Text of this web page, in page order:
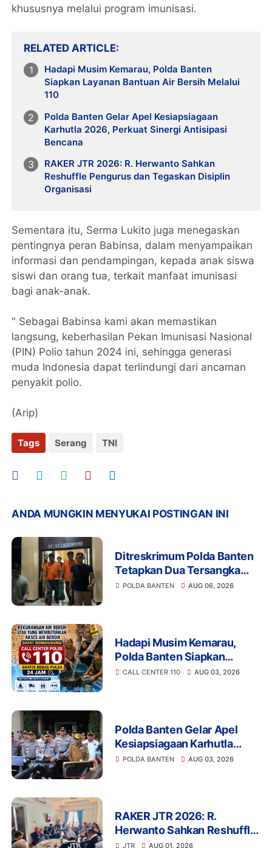
khususnya melalui program imunisasi.
RELATED ARTICLE
Hadapi Musim Kemarau, Polda Banten
Siapkan Layanan Bantuan Air Bersih Melalui
110
Polda Banten Gelar Apel Kesiapsiagaan
Karhutla 2026, Perkuat Sinergi Antisipasi
Bencana
RAKER JTR 2026: R. Herwanto Sahkan
Reshuffle Pengurus dan Tegaskan Disiplin
Organisasi
Sementara itu, Serma Lukito juga menegaskan
pentingnya peran Babinsa, dalam menyampaikan
informasi dan pendampingan, kepada anak siswa
siswi dan orang tua, terkait manfaat imunisasi
bagi anak-anak.
" Sebagai Babinsa kami akan memastikan
langsung, keberhasilan Pekan Imunisasi Nasional
(PIN) Polio tahun 2024 ini, sehingga generasi
muda Indonesia dapat terlindungi dari ancaman
penyakit polio.
(Arip)
Tags Serang TNI
ANDA MUNGKIN MENYUKAI POSTINGAN INI
Ditreskrimum Polda Banten
Tetapkan Dua Tersangka
Kasus Aksi Anarkis dan
POLDA BANTEN AUG 06, 2026
Hadapi Musim Kemarau,
Polda Banten Siapkan
Layanan Bantuan Air Bersih
CALL CENTER 110 AUG 03, 2026
Polda Banten Gelar Apel
Kesiapsiagaan Karhutla
2026, Perkuat Sinergi
POLDA BANTEN AUG 03, 2026
RAKER JTR 2026: R.
Herwanto Sahkan Reshuffle
Pengurus dan Tegaskan
JTR AUG 01, 2026